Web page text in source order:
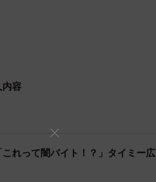
内容
れって闇バイト！？」タイミー広